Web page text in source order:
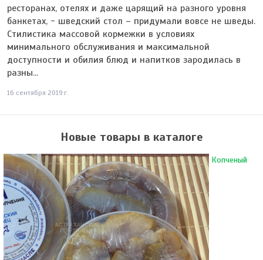
ресторанах, отелях и даже царящий на разного уровня
банкетах, - шведский стол – придумали вовсе не шведы.
Стилистика массовой кормежки в условиях
минимального обслуживания и максимальной
доступности и обилия блюд и напитков зародилась в
разны...
16 сентября 2019 г.
Новые товары в каталоге
Копченый